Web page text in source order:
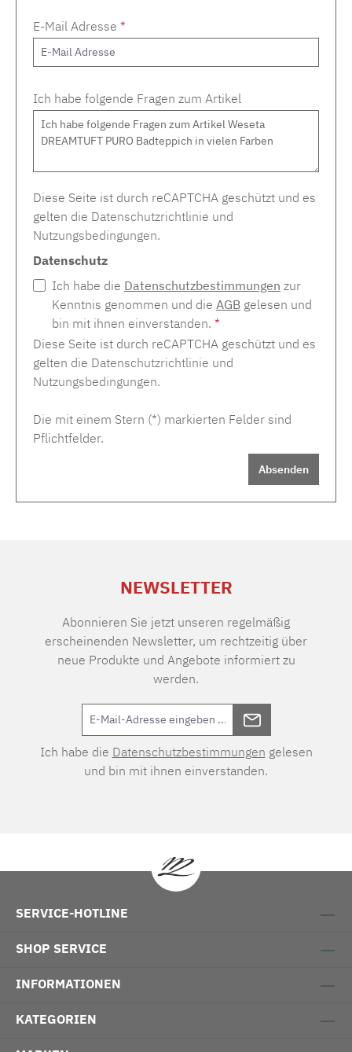
E-Mail Adresse *
Ich habe folgende Fragen zum Artikel
Diese Seite ist durch reCAPTCHA geschützt und es
gelten die Datenschutzrichtlinie und
Nutzungsbedingungen.
Datenschutz
Ich habe die Datenschutzbestimmungen zur
Kenntnis genommen und die AGB gelesen und
bin mit ihnen einverstanden. *
Diese Seite ist durch reCAPTCHA geschützt und es
gelten die Datenschutzrichtlinie und
Nutzungsbedingungen.
Die mit einem Stern (*) markierten Felder sind
Pflichtfelder.
Absenden
NEWSLETTER
Abonnieren Sie jetzt unseren regelmäßig
erscheinenden Newsletter, um rechtzeitig über
neue Produkte und Angebote informiert zu
werden.
Ich habe die Datenschutzbestimmungen gelesen
und bin mit ihnen einverstanden.
SERVICE-HOTLINE
SHOP SERVICE
INFORMATIONEN
KATEGORIEN